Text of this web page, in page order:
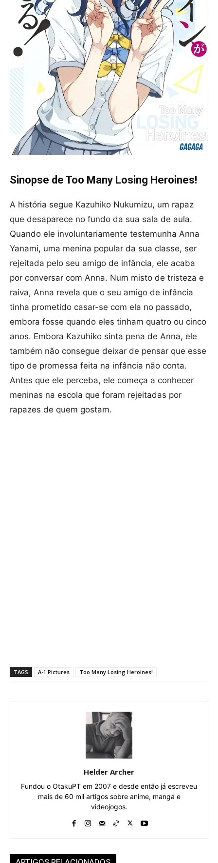
Sinopse de Too Many Losing Heroines!
A história segue Kazuhiko Nukumizu, um rapaz
que desaparece no fundo da sua sala de aula.
Quando ele involuntariamente testemunha Anna
Yanami, uma menina popular da sua classe, ser
rejeitada pelo seu amigo de infância, ele acaba
por conversar com Anna. Num misto de tristeza e
raiva, Anna revela que o seu amigo de infância
tinha prometido casar-se com ela no passado,
embora fosse quando eles tinham quatro ou cinco
anos. Embora Kazuhiko sinta pena de Anna, ele
também não consegue deixar de pensar que esse
tipo de promessa feita na infância não conta.
Antes que ele perceba, ele começa a conhecer
meninas na escola que foram rejeitadas por
rapazes de quem gostam.
TAGS A-1 Pictures Too Many Losing Heroines!
Helder Archer
Fundou o OtakuPT em 2007 e desde então já escreveu
mais de 60 mil artigos sobre anime, mangá e
videojogos.